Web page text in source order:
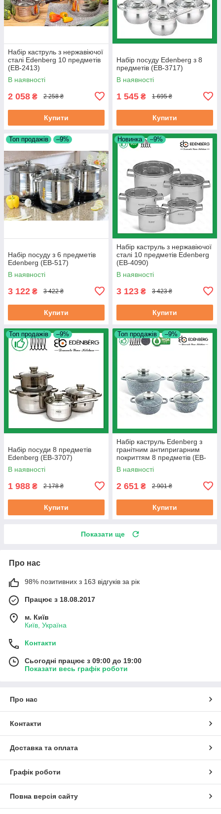
Набір каструль з нержавіючої
сталі Edenberg 10 предметів
(EB-2413)
В наявності
2 058 ₴ 2 258 ₴
Купити
Набір посуду Edenberg з 8
предметів (EB-3717)
В наявності
1 545 ₴ 1 695 ₴
Купити
Топ продажів –9%
Набір посуду з 6 предметів
Edenberg (EB-517)
В наявності
3 122 ₴ 3 422 ₴
Купити
Новинка –9%
Набір каструль з нержавіючої
сталі 10 предметів Edenberg
(EB-4090)
В наявності
3 123 ₴ 3 423 ₴
Купити
Топ продажів –9%
Набір посуди 8 предметів
Edenberg (EB-3707)
В наявності
1 988 ₴ 2 178 ₴
Купити
Топ продажів –9%
Набір каструль Edenberg з
гранітним антипригарним
покриттям 8 предметів (EB-
8035)
В наявності
2 651 ₴ 2 901 ₴
Купити
Показати ще
Про нас
98% позитивних з 163 відгуків за рік
Працює з 18.08.2017
м. Київ
Київ, Україна
Контакти
Сьогодні працює з 09:00 до 19:00
Показати весь графік роботи
Про нас
Контакти
Доставка та оплата
Графік роботи
Повна версія сайту